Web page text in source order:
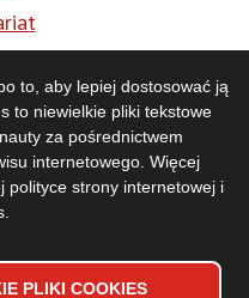
to, aby lepiej dostosować ją
to niewielkie pliki tekstowe
za pośrednictwem
internetowego. Więcej
polityce strony internetowej i
PLIKI COOKIES
PLIKI COOKIES